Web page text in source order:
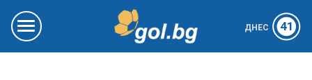
ДНЕС 41